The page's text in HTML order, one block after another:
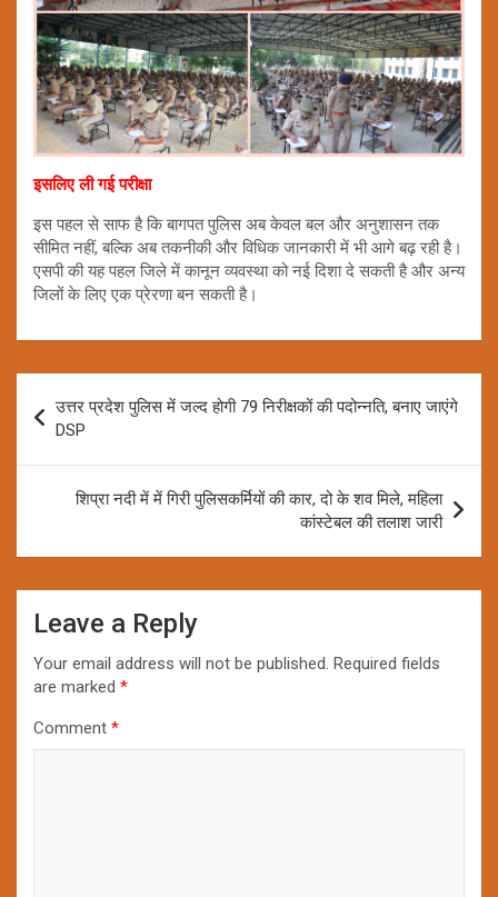
इसलिए ली गई परीक्षा
इस पहल से साफ है कि बागपत पुलिस अब केवल बल और अनुशासन तक
सीमित नहीं, बल्कि अब तकनीकी और विधिक जानकारी में भी आगे बढ़ रही है।
एसपी की यह पहल जिले में कानून व्यवस्था को नई दिशा दे सकती है और अन्य
जिलों के लिए एक प्रेरणा बन सकती है।
navigation
उत्तर प्रदेश पुलिस में जल्द होगी 79 निरीक्षकों की पदोन्नति, बनाए जाएंगे
DSP
शिप्रा नदी में में गिरी पुलिसकर्मियों की कार, दो के शव मिले, महिला
कांस्टेबल की तलाश जारी
Leave a Reply
Your email address will not be published. Required fields
are marked *
Comment *